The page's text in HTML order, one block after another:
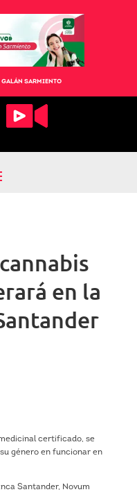
SARMIENTO
en la
certificado, se
género en funcionar en
Santander, Novum